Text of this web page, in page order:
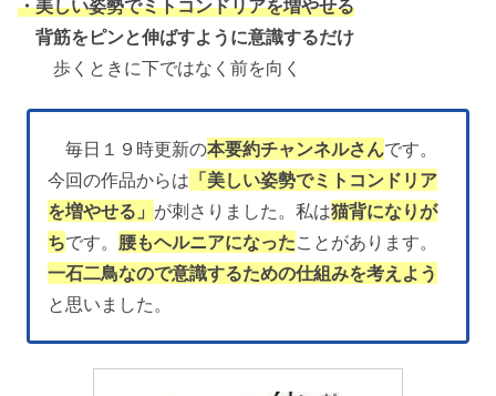
・美しい姿勢でミトコンドリアを増やせる
背筋をピンと伸ばすように意識するだけ
歩くときに下ではなく前を向く
毎日１９時更新の本要約チャンネルさんです。
今回の作品からは 「美しい姿勢でミトコンドリア
を増やせる」 が刺さりました。私は猫背になりが
ちです。 腰もヘルニアになったことがあります。
一石二鳥なので意識するための仕組みを考えよう
と思いました。